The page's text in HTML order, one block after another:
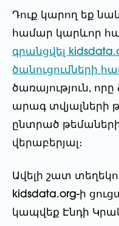
Դուք կարող եք
համար կարևոր
գրանցվել
ծանուցումների
ծառայություն,
արագ տվյալների
ընտրած
վերաբերյալ։
Ավելի շատ
kidsdata.org-ի
կապվեք Էնդի